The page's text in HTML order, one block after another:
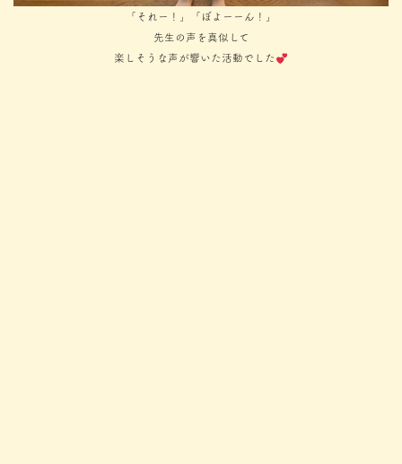
「それー！」「ぼよーーん！」
先生の声を真似して
楽しそうな声が響いた活動でした